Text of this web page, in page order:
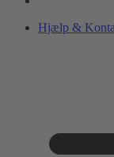
Hjælp &